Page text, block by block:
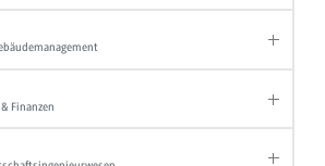
Finanzen